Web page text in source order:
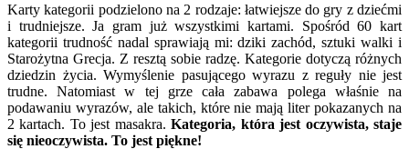
Karty kategorii podzielono na 2 rodzaje: łatwiejsze do gry z dziećmi
i trudniejsze. Ja gram już wszystkimi kartami. Spośród 60 kart
kategorii trudność nadal sprawiają mi: dziki zachód, sztuki walki i
Starożytna Grecja. Z resztą sobie radzę. Kategorie dotyczą różnych
dziedzin życia. Wymyślenie pasującego wyrazu z reguły nie jest
trudne. Natomiast w tej grze cała zabawa polega właśnie na
podawaniu wyrazów, ale takich, które nie mają liter pokazanych na
2 kartach. To jest masakra.Kategoria, która jest oczywista, staje
się nieoczywista. To jest piękne!